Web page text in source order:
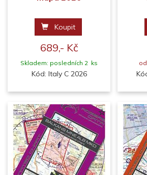
Koupit
689,- Kč
Skladem: posledních 2 ks
Kód: Italy C 2026